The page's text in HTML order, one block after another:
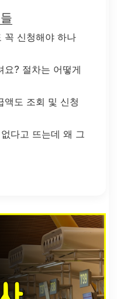
꼭 신청해야 하나
요? 절차는 어떻게
액도 조회 및 신청
다고 뜨는데 왜 그